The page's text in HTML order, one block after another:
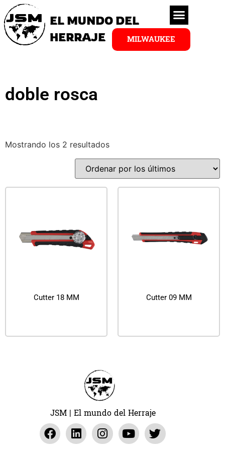
EL MUNDO DEL
HERRAJE
MILWAUKEE
doble rosca
Mostrando los 2 resultados
Cutter 18 MM Cutter 09 MM
JSM | El mundo del Herraje